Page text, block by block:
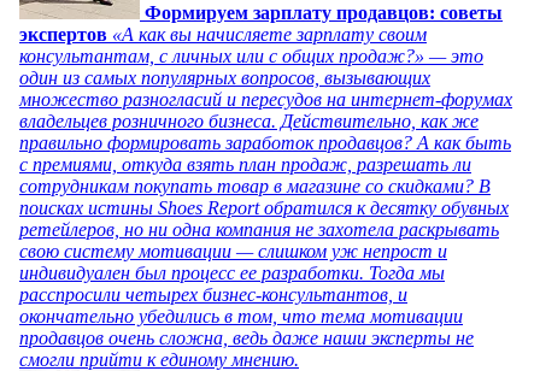
Формируем зарплату продавцов: советы
экспертов «А как вы начисляете зарплату своим
консультантам, с личных или с общих продаж?» — это
один из самых популярных вопросов, вызывающих
множество разногласий и пересудов на интернет-форумах
владельцев розничного бизнеса. Действительно, как же
правильно формировать заработок продавцов? А как быть
с премиями, откуда взять план продаж, разрешать ли
сотрудникам покупать товар в магазине со скидками? В
поисках истины Shoes Report обратился к десятку обувных
ретейлеров, но ни одна компания не захотела раскрывать
свою систему мотивации — слишком уж непрост и
индивидуален был процесс ее разработки. Тогда мы
расспросили четырех бизнес-консультантов, и
окончательно убедились в том, что тема мотивации
продавцов очень сложна, ведь даже наши эксперты не
смогли прийти к единому мнению.